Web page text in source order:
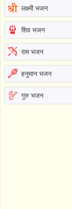
लक्ष्मी भजन
शिव भजन
राम भजन
हनुमान भजन
गुरु भजन